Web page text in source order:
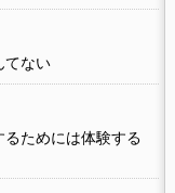
てない
ためには体験する